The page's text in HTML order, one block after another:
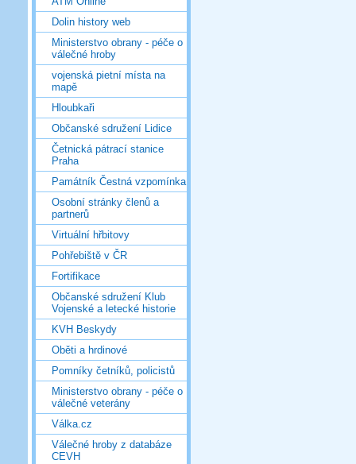
Dolin history web
Ministerstvo obrany - péče o
válečné hroby
vojenská pietní místa na
mapě
Hloubkaři
Občanské sdružení Lidice
Četnická pátrací stanice
Praha
Památník Čestná vzpomínka
Osobní stránky členů a
partnerů
Virtuální hřbitovy
Pohřebiště v ČR
Fortifikace
Občanské sdružení Klub
Vojenské a letecké historie
KVH Beskydy
Oběti a hrdinové
Pomníky četníků, policistů
Ministerstvo obrany - péče o
válečné veterány
Válka.cz
Válečné hroby z databáze
CEVH